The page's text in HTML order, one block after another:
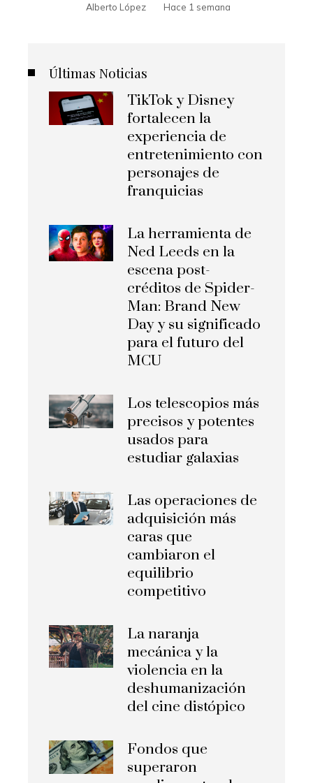
Alberto López Hace 1 semana
Últimas Noticias
TikTok y Disney
fortalecen la
experiencia de
entretenimiento con
personajes de
franquicias
La herramienta de
Ned Leeds en la
escena post-
créditos de Spider-
Man: Brand New
Day y su significado
para el futuro del
MCU
Los telescopios más
precisos y potentes
usados para
estudiar galaxias
Las operaciones de
adquisición más
caras que
cambiaron el
equilibrio
competitivo
La naranja
mecánica y la
violencia en la
deshumanización
del cine distópico
Fondos que
superaron